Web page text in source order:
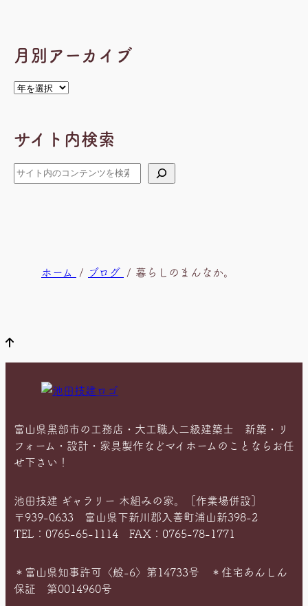
月別アーカイブ
ア
イ
ブ
サイト内検索
検
索
ホーム ブログ 暮らしのまんなか。
富山県黒部市の工務店・大工職人二級建築士 新築・リ
フォーム・設計・家具製作などマイホームのことならお任
せ下さい！
池田技建 ギャラリー 木組みの家。［作業場併設］
〒939-0633 富山県下新川郡入善町浦山新398-2
TEL：0765-65-1114 FAX：0765-78-1771
＊富山県知事許可〈般-6〉第14733号 ＊住宅あんしん
保証 第0014960号